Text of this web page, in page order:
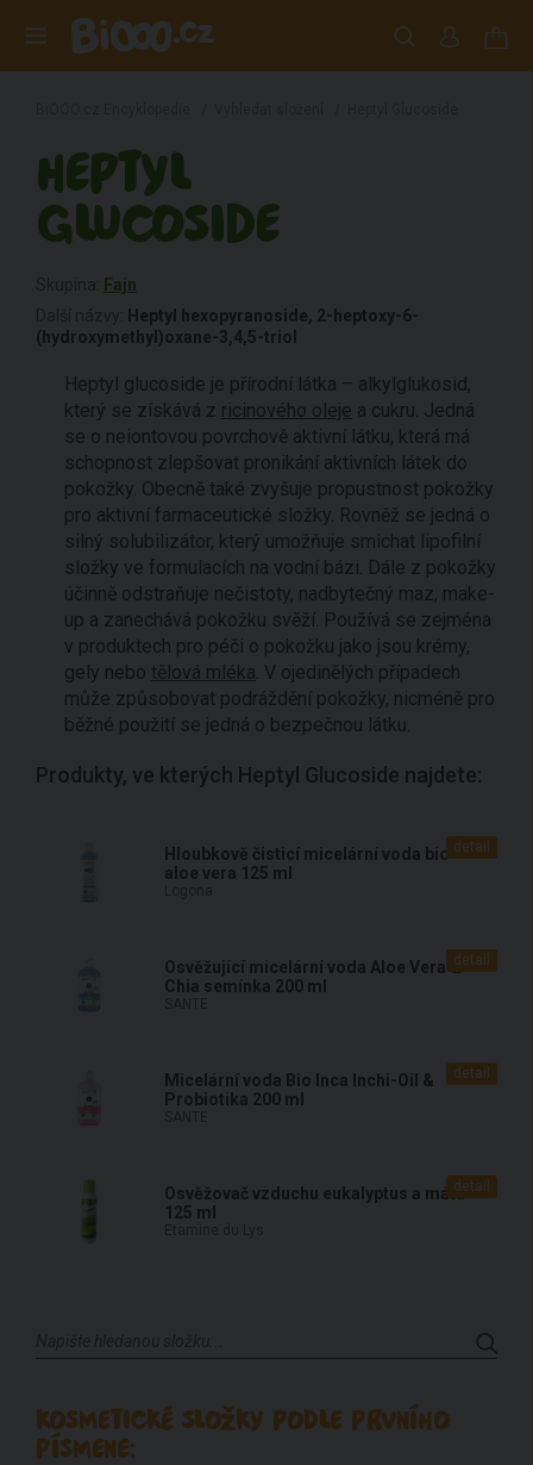
HEPTYL
GLUCOSIDE
Fajn
Heptyl hexopyranoside, 2-heptoxy-6-
(hydroxymethyl)oxane-3,4,5-triol
Heptyl glucoside je přírodní látka – alkylglukosid,
který se získává z ricinového oleje a cukru. Jedná
se o neiontovou povrchově aktivní látku, která má
schopnost zlepšovat pronikání aktivních látek do
pokožky. Obecně také zvyšuje propustnost pokožky
pro aktivní farmaceutické složky. Rovněž se jedná o
silný solubilizátor, který umožňuje smíchat lipofilní
složky ve formulacích na vodní bázi. Dále z pokožky
účinně odstraňuje nečistoty, nadbytečný maz, make-
up a zanechává pokožku svěží. Používá se zejména
v produktech pro péči o pokožku jako jsou krémy,
gely nebo tělová mléka. V ojedinělých případech
může způsobovat podráždění pokožky, nicméně pro
běžné použití se jedná o bezpečnou látku.
Produkty, ve kterých Heptyl Glucoside najdete:
Hloubkově čisticí micelární voda bio
aloe vera 125 ml
detail
Osvěžující micelární voda Aloe Vera &
Chia semínka 200 ml
detail
Micelární voda Bio Inca Inchi-Oil &
Probiotika 200 ml
detail
Osvěžovač vzduchu eukalyptus a máta
125 ml
detail
KOSMETICKÉ SLOŽKY PODLE PRVNÍHO
PÍSMENE: